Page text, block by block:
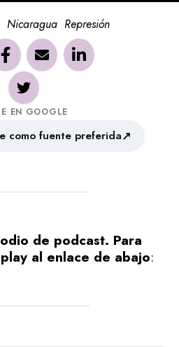
Nicaragua Represión
EN GOOGLE
como fuente preferida↗
de podcast. Para
al enlace de abajo: